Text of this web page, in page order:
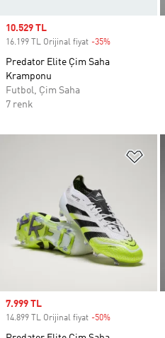
Sale price
10.529 TL
16.199 TL Orijinal fiyat -35%
Predator Elite Çim Saha
Kramponu
Futbol, Çim Saha
7 renk
Sale price
7.999 TL
14.899 TL Orijinal fiyat -50%